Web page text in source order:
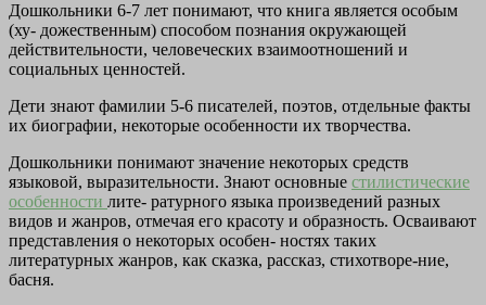
Дошкольники 6-7 лет понимают, что книга является особым
(ху- дожественным) способом познания окружающей
действительности, человеческих взаимоотношений и
социальных ценностей.
Дети знают фамилии 5-6 писателей, поэтов, отдельные факты
их биографии, некоторые особенности их творчества.
Дошкольники понимают значение некоторых средств
языковой, выразительности. Знают основные стилистические
особенности лите- ратурного языка произведений разных
видов и жанров, отмечая его красоту и образность. Осваивают
представления о некоторых особен- ностях таких
литературных жанров, как сказка, рассказ, стихотворе-ние,
басня.